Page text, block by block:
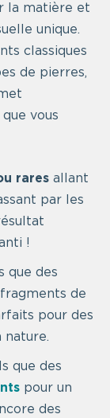
la matière et
unique.
classiques
de pierres,
que vous
rares allant
par les
!
que des
de
pour des
nature.
que des
pour un
des